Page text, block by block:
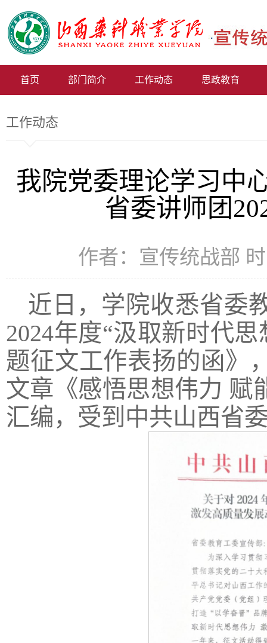
首页 部门简介 工作动态 思政教育
工作动态
我院党委理论学习中
省委讲师团
作者：宣传统战部
近日，学院收悉省委
2024年度“汲取新时代
题征文工作表扬的函》
文章《感悟思想伟力 赋
汇编，受到中共山西省